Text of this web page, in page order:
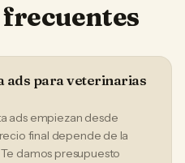
ads para veterinarias
ads empiezan desde
final depende de la
damos presupuesto